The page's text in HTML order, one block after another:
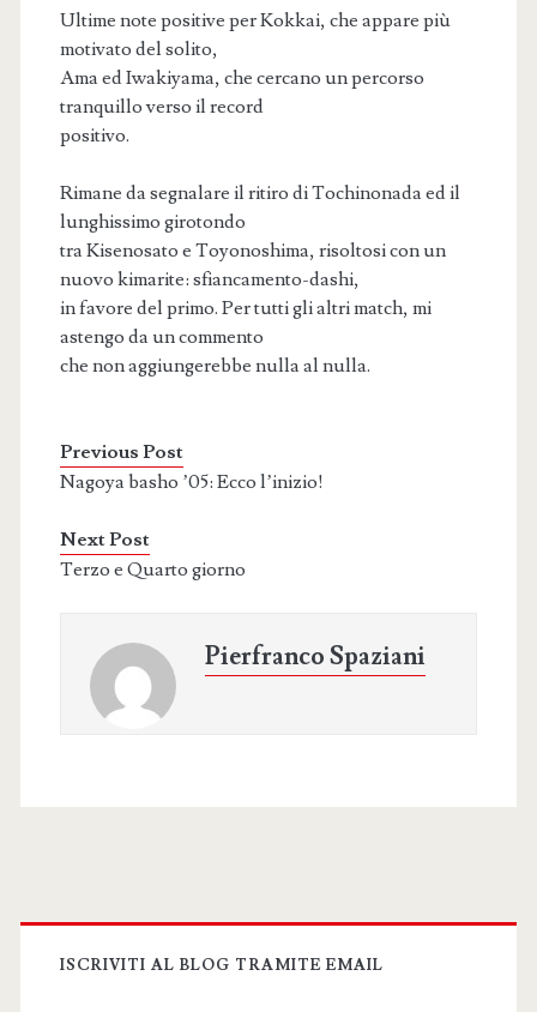
Ultime note positive per Kokkai, che appare più
motivato del solito,
Ama ed Iwakiyama, che cercano un percorso
tranquillo verso il record
positivo.
Rimane da segnalare il ritiro di Tochinonada ed il
lunghissimo girotondo
tra Kisenosato e Toyonoshima, risoltosi con un
nuovo kimarite: sfiancamento-dashi,
in favore del primo. Per tutti gli altri match, mi
astengo da un commento
che non aggiungerebbe nulla al nulla.
Previous Post
Nagoya basho ’05: Ecco l’inizio!
Next Post
Terzo e Quarto giorno
Pierfranco Spaziani
Primary
Sidebar
ISCRIVITI AL BLOG TRAMITE EMAIL